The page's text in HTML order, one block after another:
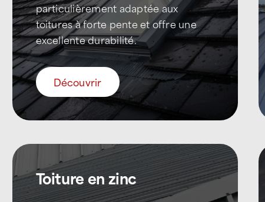
particulièrement adaptée aux
toitures à forte pente et offre une
excellente durabilité.
Découvrir
Toiture en zinc